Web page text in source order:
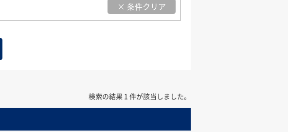
× 条件クリア
検索の結果 1 件が該当しました。